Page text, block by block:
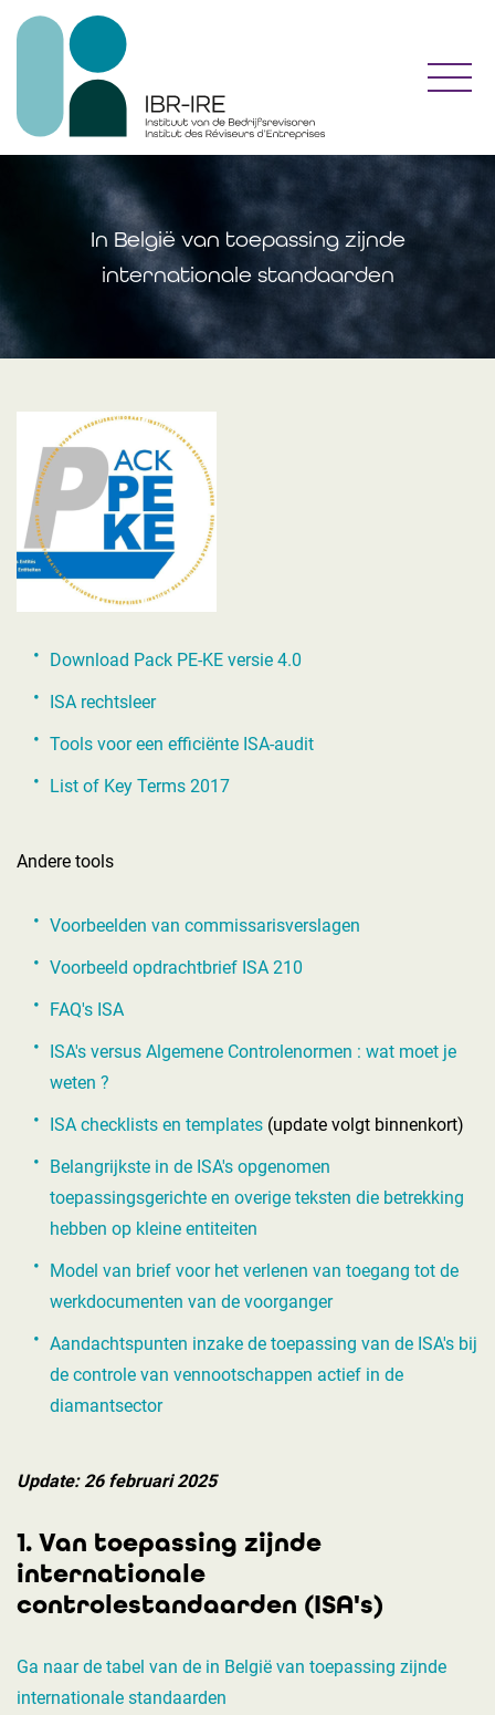
In België van toepassing zijnde
internationale standaarden
Download Pack PE-KE versie 4.0
ISA rechtsleer
Tools voor een efficiënte ISA-audit
List of Key Terms 2017
Andere tools
Voorbeelden van commissarisverslagen
Voorbeeld opdrachtbrief ISA 210
FAQ's ISA
ISA's versus Algemene Controlenormen : wat moet je
weten ?
ISA checklists en templates (update volgt binnenkort)
Belangrijkste in de ISA's opgenomen
toepassingsgerichte en overige teksten die betrekking
hebben op kleine entiteiten
Model van brief voor het verlenen van toegang tot de
werkdocumenten van de voorganger
Aandachtspunten inzake de toepassing van de ISA's bij
de controle van vennootschappen actief in de
diamantsector
Update: 26 februari 2025
1. Van toepassing zijnde
internationale
controlestandaarden (ISA's)
Ga naar de tabel van de in België van toepassing zijnde
internationale standaarden